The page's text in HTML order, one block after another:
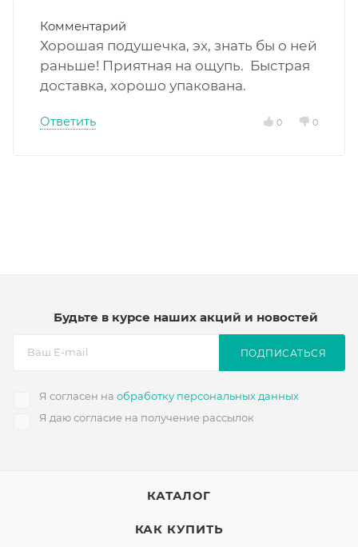
Комментарий
Хорошая подушечка, эх, знать бы о ней
раньше! Приятная на ощупь. Быстрая
доставка, хорошо упакована.
Ответить 0 0
Будьте в курсе наших акций и новостей
Я согласен на обработку персональных данных
Я даю согласие на получение рассылок
ПОДПИСАТЬСЯ
КАТАЛОГ
КАК КУПИТЬ